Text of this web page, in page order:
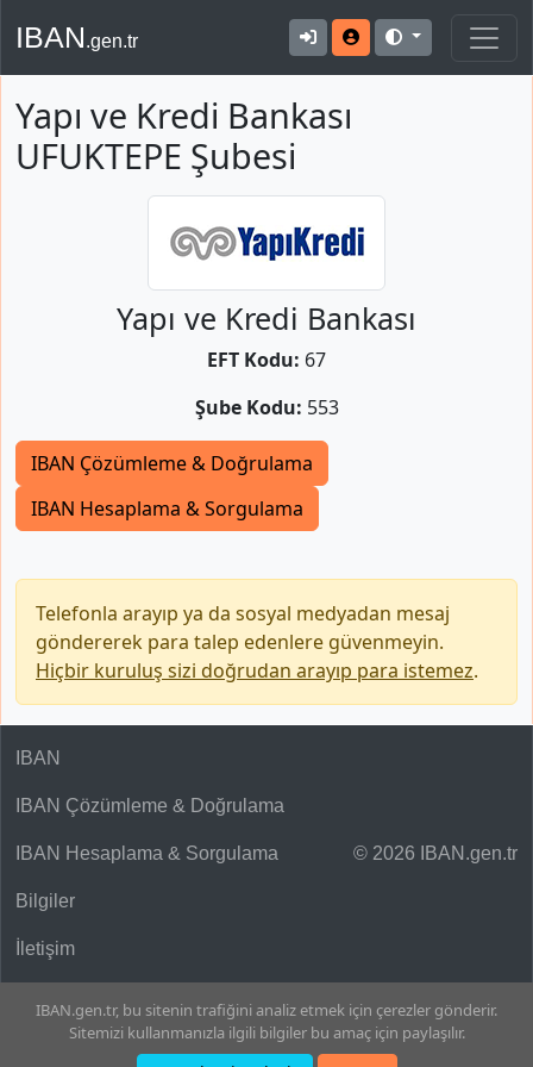
IBAN.gen.tr
Yapı ve Kredi Bankası
UFUKTEPE Şubesi
Yapı ve Kredi Bankası
EFT Kodu: 67
Şube Kodu: 553
IBAN Çözümleme & Doğrulama
IBAN Hesaplama & Sorgulama
Telefonla arayıp ya da sosyal medyadan mesaj
göndererek para talep edenlere güvenmeyin.
Hiçbir kuruluş sizi doğrudan arayıp para istemez.
© 2026 IBAN.gen.tr
IBAN
IBAN Çözümleme & Doğrulama
IBAN Hesaplama & Sorgulama
Bilgiler
İletişim
IBAN.gen.tr, bu sitenin trafiğini analiz etmek için çerezler gönderir.
Sitemizi kullanmanızla ilgili bilgiler bu amaç için paylaşılır.